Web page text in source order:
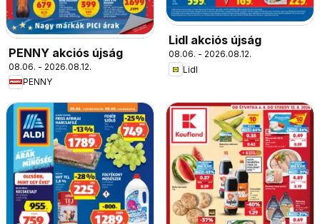
PENNY akciós újság
08.06. - 2026.08.12.
PENNY
Lidl akciós újság
08.06. - 2026.08.12.
Lidl